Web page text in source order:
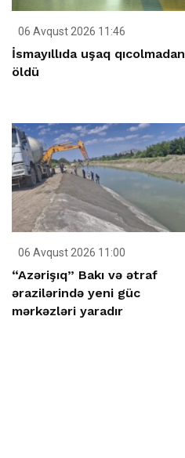
06 Avqust 2026 11:46
İsmayıllıda uşaq qıcolmadan
öldü
06 Avqust 2026 11:00
“Azərişıq” Bakı və ətraf
ərazilərində yeni güc
mərkəzləri yaradır